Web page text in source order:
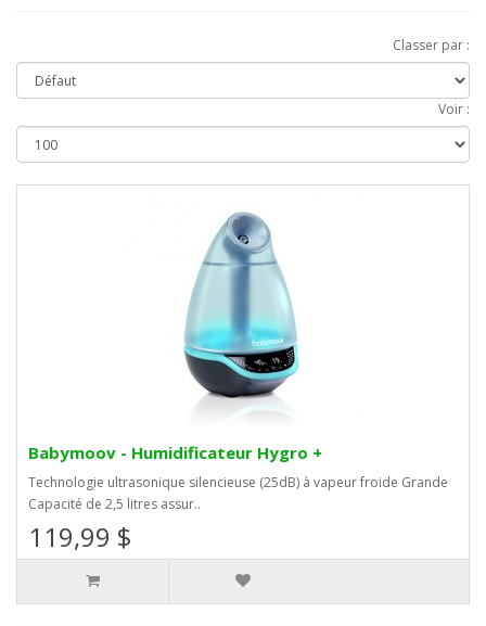
Classer par :
Voir :
Babymoov - Humidificateur Hygro +
Technologie ultrasonique silencieuse (25dB) à vapeur froide Grande
Capacité de 2,5 litres assur..
119,99 $